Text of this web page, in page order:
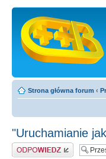
Strona główna forum ‹
"Uruchamianie
Odpowiedz